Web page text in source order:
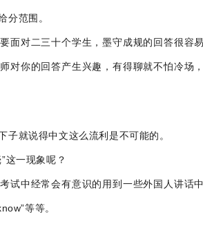
分范围。
面对二三十个学生，墨守成规的回答很容
对你的回答产生兴趣，有得聊就不怕冷场
子就说得中文这么流利是不可能的。
这一现象呢？
试中经常会有意识的用到一些外国人讲话
等等。